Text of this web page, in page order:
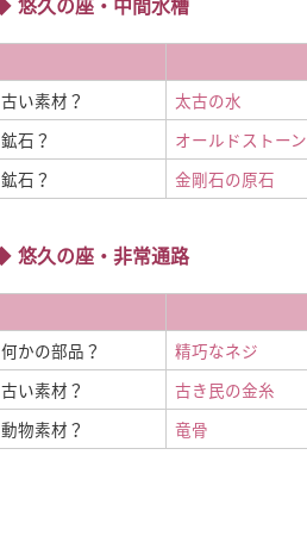
古い素材？
太古の水
鉱石？
オールドストーン
鉱石？
金剛石の原石
悠久の座・非常通路
何かの部品？
精巧なネジ
古い素材？
古き民の金糸
動物素材？
竜骨